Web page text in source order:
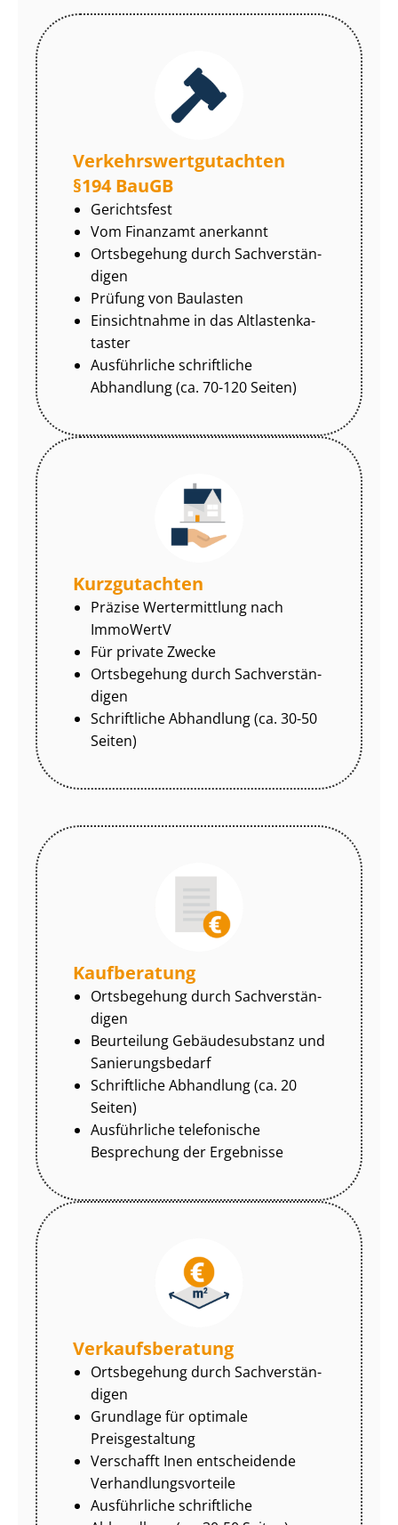
Ver­kehrs­wert­gut­ach­ten
§194 BauGB
Gerichtsfest
Vom Finanzamt anerkannt
Ortsbegehung durch Sach­ver­stän­
di­gen
Prüfung von Baulasten
Einsichtnahme in das Alt­las­ten­ka­
tas­ter
Ausführliche schriftliche
Abhandlung (ca. 70-120 Seiten)
Kurzgutachten
Präzise Wertermittlung nach
ImmoWertV
Für private Zwecke
Ortsbegehung durch Sach­ver­stän­
di­gen
Schriftliche Abhandlung (ca. 30-50
Seiten)
Kaufberatung
Ortsbegehung durch Sach­ver­stän­
di­gen
Beurteilung Gebäudesubstanz und
Sa­nie­rungs­be­darf
Schriftliche Abhandlung (ca. 20
Seiten)
Ausführliche telefonische
Besprechung der Ergebnisse
Ver­kaufs­be­ra­tung
Ortsbegehung durch Sach­ver­stän­
di­gen
Grundlage für optimale
Preisgestaltung
Verschafft Inen entscheidende
Ver­hand­lungs­vor­tei­le
Ausführliche schriftliche